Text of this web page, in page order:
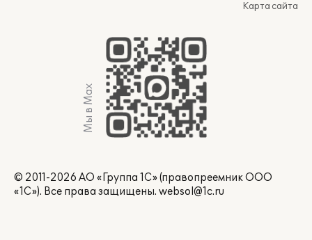
Карта сайта
Мы в Max
© 2011-2026 АО «Группа 1С» (правопреемник ООО
«1С»). Все права защищены. websol@1c.ru